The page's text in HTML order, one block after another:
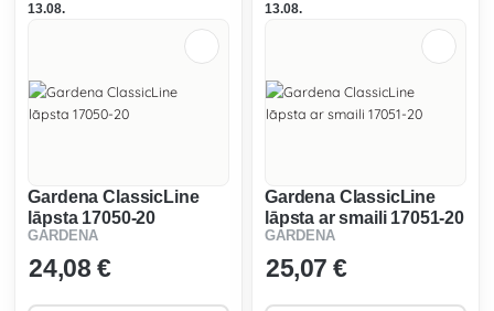
13.08.
Gardena ClassicLine
lāpsta 17050-20
GARDENA
24,08 €
13.08.
Gardena ClassicLine
lāpsta ar smaili 17051-20
GARDENA
25,07 €